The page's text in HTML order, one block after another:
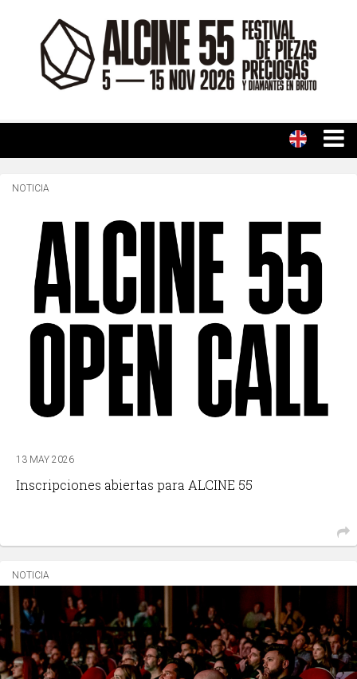
NOTICIA
13 MAY 2026
Inscripciones abiertas para ALCINE 55
NOTICIA